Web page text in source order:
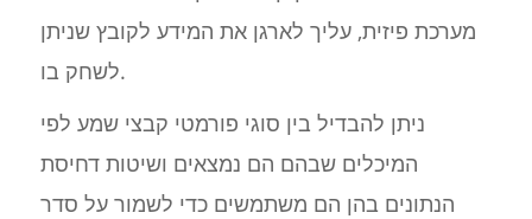
מערכת פיזית, עליך לארגן את המידע לקובץ שניתן
לשחק בו.
ניתן להבדיל בין סוגי פורמטי קבצי שמע לפי
המיכלים שבהם הם נמצאים ושיטות דחיסת
הנתונים בהן הם משתמשים כדי לשמור על סדר